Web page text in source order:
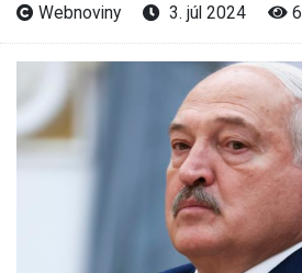
Webnoviny 3. júl 2024